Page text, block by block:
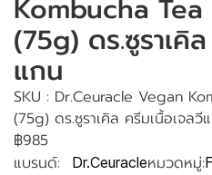
Kombucha
(75g) ดร.ซูราเคิ
แกน
SKU : Dr.Ceuracle Vegan
(75g) ดร.ซูราเคิล ครีมเนื้อเจลวี
฿985
แบรนด์:
Dr.Ceuracleหมวดหมู่: